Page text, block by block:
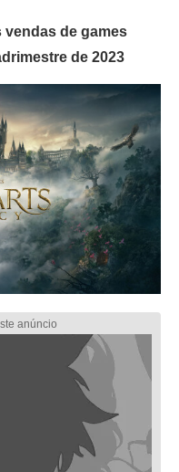
vendas de games
de 2023